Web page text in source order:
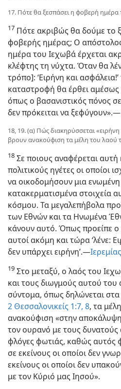
17. Πότε θα ξεσπάσει η φοβερή ημέρα
17 Πότε ακριβώς θα δούμε το
φοβερής ημέρας; Ο
ημέρα του Ιεχωβά έρχεται
κλέφτης τη νύχτα. Όταν θα
τρόπο]: ‘Ειρήνη και
καταστροφή θα έρθει
όπως ο βασανιστικός πόνος
δεν πρόκειται να ξεφύγουν».—
18, 19. (α) Πώς διακηρύσσεται
βρουν ανακούφιση τα μέλη του λαού
18 Σε ποιους αναφέρεται
πολιτικούς ηγέτες οι οποίοι
να οικοδομήσουν μια
κατακερματισμένα στοιχεία
κόσμου. Τα μεγαλεπήβολα
των Εθνών και τα Ηνωμένα
κάνουν αυτό. Όπως προείπε
αυτοί ακόμη και τώρα ‘λένε:
δεν υπάρχει ειρήνη’.—
19 Στο μεταξύ, ο λαός του
και τους διωγμούς αυτού
σύντομα, όπως δηλώνεται
2 Θεσσαλονικείς 1:7, 8, τα
ανακούφιση «στην
τον ουρανό με τους δυνατούς
φλόγες φωτιάς, καθώς αυτός
σε εκείνους οι οποίοι δεν
εκείνους οι οποίοι δεν
με τον Κύριό μας Ιησού».